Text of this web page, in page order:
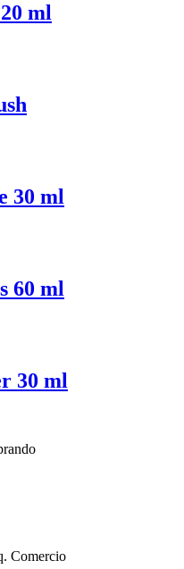
ml
30 ml
60 ml
30 ml
Comercio